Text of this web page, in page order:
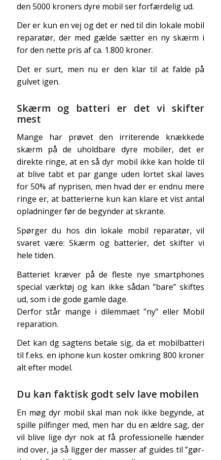
den 5000 kroners dyre mobil ser forfærdelig ud.
Der er kun en vej og det er ned til din lokale mobil
reparatør, der med gælde sætter en ny skærm i
for den nette pris af ca. 1.800 kroner.
Det er surt, men nu er den klar til at falde på
gulvet igen.
Skærm og batteri er det vi skifter
mest
Mange har prøvet den irriterende knækkede
skærm på de uholdbare dyre mobiler, det er
direkte ringe, at en så dyr mobil ikke kan holde til
at blive tabt et par gange uden lortet skal laves
for 50% af nyprisen, men hvad der er endnu mere
ringe er, at batterierne kun kan klare et vist antal
opladninger før de begynder at skrante.
Spørger du hos din lokale mobil reparatør, vil
svaret være: Skærm og batterier, det skifter vi
hele tiden.
Batteriet kræver på de fleste nye smartphones
special værktøj og kan ikke sådan ”bare” skiftes
ud, som i de gode gamle dage.
Derfor står mange i dilemmaet ”ny” eller Mobil
reparation.
Det kan dg sagtens betale sig, da et mobilbatteri
til f.eks. en iphone kun koster omkring 800 kroner
alt efter model.
Du kan faktisk godt selv lave mobilen
En møg dyr mobil skal man nok ikke begynde, at
spille pilfinger med, men har du en ældre sag, der
vil blive lige dyr nok at få professionelle hænder
ind over, ja så ligger der masser af guides til ”gør-